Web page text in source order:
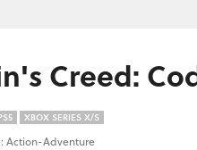
Creed:
XBOX SERIES X/S
Action-Adventure